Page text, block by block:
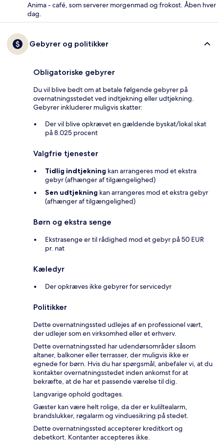
Anima - café, som serverer morgenmad og frokost. Åben hver
dag.
Gebyrer og politikker
Obligatoriske gebyrer
Du vil blive bedt om at betale følgende gebyrer på
overnatningsstedet ved indtjekning eller udtjekning.
Gebyrer inkluderer muligvis skatter:
Der vil blive opkrævet en gældende byskat/lokal skat
på 8.025 procent
Valgfrie tjenester
Tidlig indtjekning kan arrangeres mod et ekstra
gebyr (afhænger af tilgængelighed)
Sen udtjekning kan arrangeres mod et ekstra gebyr
(afhænger af tilgængelighed)
Børn og ekstra senge
Ekstrasenge er til rådighed mod et gebyr på 50 EUR
pr. nat
Kæledyr
Der opkræves ikke gebyrer for servicedyr
Politikker
Dette overnatningssted udlejes af en professionel vært,
der udlejer som en virksomhed eller et erhverv.
Dette overnatningssted har udendørsområder såsom
altaner, balkoner eller terrasser, der muligvis ikke er
egnede for børn. Hvis du har spørgsmål, anbefaler vi, at du
kontakter overnatningsstedet inden ankomst for at
bekræfte, at de har et passende værelse til dig.
Langvarige ophold godtages.
Gæster kan være helt rolige, da der er kuliltealarm,
brandslukker, røgalarm og vinduesikring på stedet.
Dette overnatningssted accepterer kreditkort og
debetkort. Kontanter accepteres ikke.